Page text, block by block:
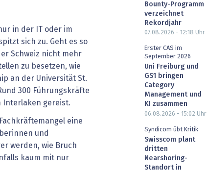
in der IT oder im
sich zu. Geht es so
Schweiz nicht mehr
zu besetzen, wie
an der Universität St.
300 Führungskräfte
Interlaken gereist.
eine
und
werden, wie Bruch
kaum mit nur
Bounty-Programm
verzeichnet
Rekordjahr
07.08.2026 - 12:18 Uhr
Erster CAS im
September 2026
Uni Freiburg und
GS1 bringen
Category
Management und
KI zusammen
06.08.2026 - 15:02 Uhr
Syndicom übt Kritik
Swisscom plant
dritten
Nearshoring-
Standort in